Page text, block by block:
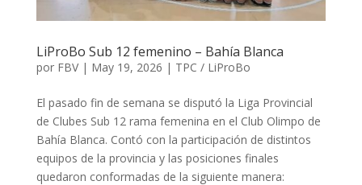
LiProBo Sub 12 femenino – Bahía Blanca
por FBV| May 19, 2026 | TPC / LiProBo
El pasado fin de semana se disputó la Liga Provincial
de Clubes Sub 12 rama femenina en el Club Olimpo de
Bahía Blanca. Contó con la participación de distintos
equipos de la provincia y las posiciones finales
quedaron conformadas de la siguiente manera: